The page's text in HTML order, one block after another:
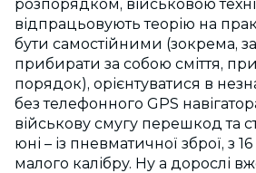
розпорядком, військовою
відпрацьовують теорію на
бути самостійними (зокрема,
прибирати за собою сміття,
порядок), орієнтуватися в
без телефонного GPS
військову смугу перешкод та
юні – із пневматичної зброї, з 16
малого калібру. Ну а дорослі